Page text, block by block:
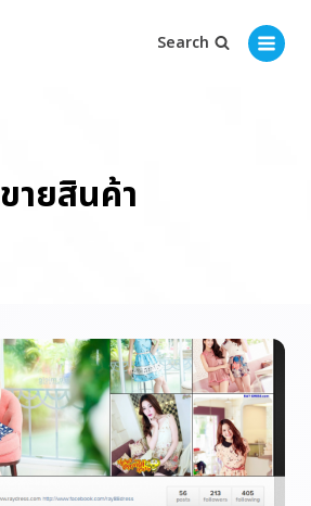
Search
ขายสินค้า